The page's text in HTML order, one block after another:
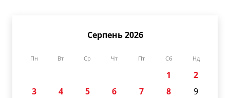
Серпень 2026
Пн Вт Ср Чт Пт Сб Нд
1
2
3
4 5 6 7 8
9